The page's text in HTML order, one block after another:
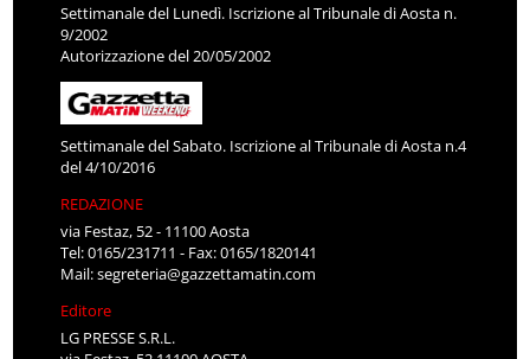
Settimanale del Lunedì. Iscrizione al Tribunale di Aosta n.
9/2002
Autorizzazione del 20/05/2002
Settimanale del Sabato. Iscrizione al Tribunale di Aosta n.4
del 4/10/2016
REDAZIONE
via Festaz, 52 - 11100 Aosta
Tel: 0165/231711 - Fax: 0165/1820141
Mail:segreteria@gazzettamatin.com
Editore
LG PRESSE S.R.L.